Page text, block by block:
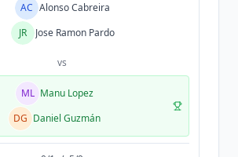
AC Alonso Cabreira
JR
Jose Ramon Pardo
vs
ML Manu Lopez
DG Daniel Guzmán